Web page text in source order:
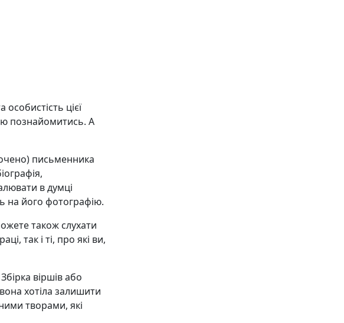
цієї
познайомитись. А
письменника
в думці
на його фотографію.
також слухати
так і ті, про які ви,
віршів або
хотіла залишити
творами, які